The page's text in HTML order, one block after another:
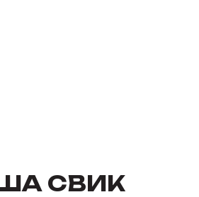
СВИК